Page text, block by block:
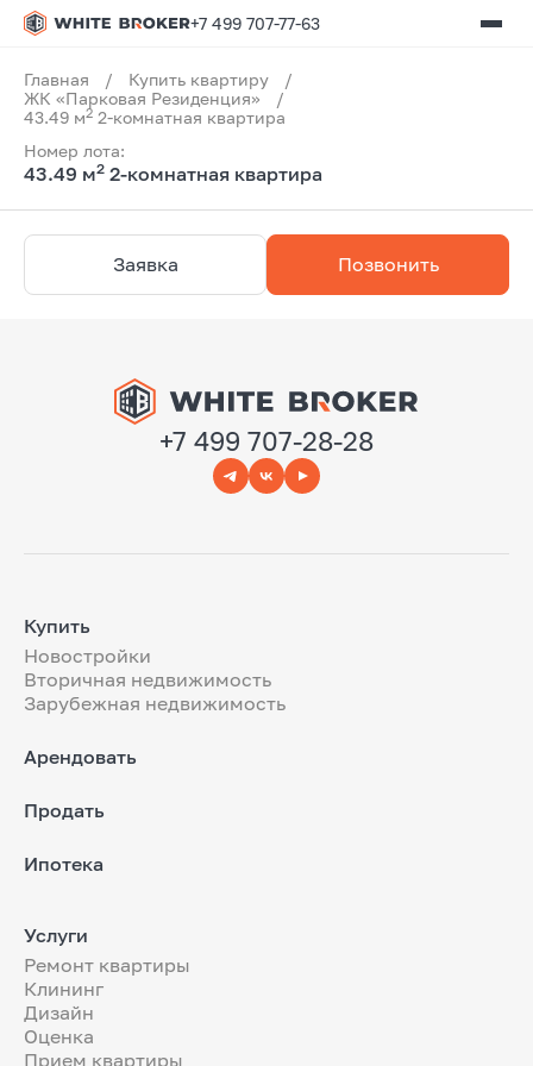
+7 499 707-77-63
Главная / Купить квартиру
/
ЖК «Парковая Резиденция»
/
43.49 м2 2-комнатная квартира
Номер лота:
43.49 м2 2-комнатная квартира
Заявка Позвонить
+7 499 707-28-28
Купить
Новостройки
Вторичная недвижимость
Зарубежная недвижимость
Арендовать
Продать
Ипотека
Услуги
Ремонт квартиры
Клининг
Дизайн
Оценка
Прием квартиры